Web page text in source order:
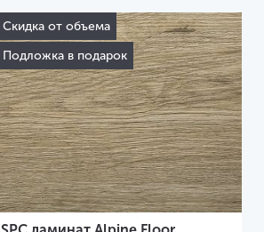
Скидка от объема
Подложка в подарок